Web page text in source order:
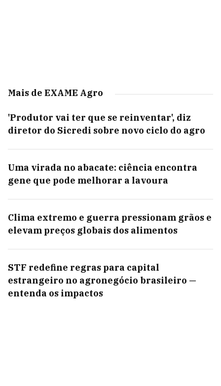
Mais de EXAME Agro
'Produtor vai ter que se reinventar', diz
diretor do Sicredi sobre novo ciclo do agro
Uma virada no abacate: ciência encontra
gene que pode melhorar a lavoura
Clima extremo e guerra pressionam grãos e
elevam preços globais dos alimentos
STF redefine regras para capital
estrangeiro no agronegócio brasileiro —
entenda os impactos